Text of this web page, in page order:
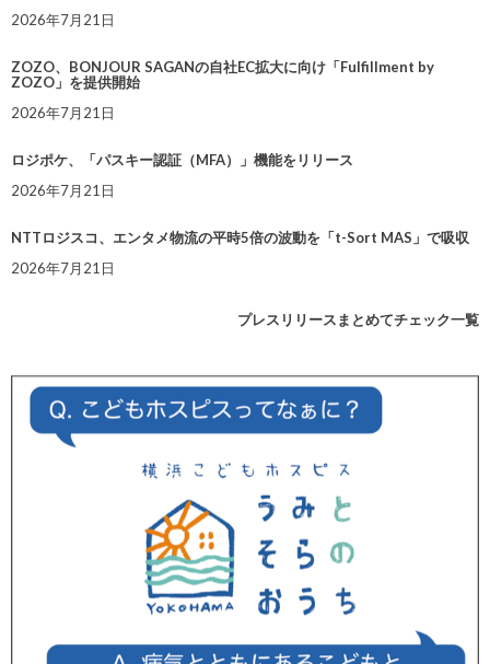
2026年7月21日
ZOZO、BONJOUR SAGANの自社EC拡大に向け「Fulfillment by
ZOZO」を提供開始
2026年7月21日
ロジポケ、「パスキー認証（MFA）」機能をリリース
2026年7月21日
NTTロジスコ、エンタメ物流の平時5倍の波動を「t-Sort MAS」で吸収
2026年7月21日
プレスリリースまとめてチェック一覧